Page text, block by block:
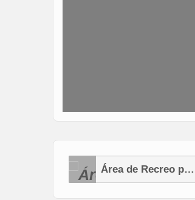
Área de Recreo para Perros (AEP)